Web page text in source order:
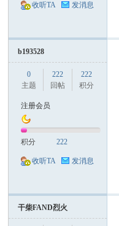
收听TA 发消息
b193528
0
主题
222
回帖
222
积分
注册会员
积分 222
收听TA 发消息
干柴FAND烈火